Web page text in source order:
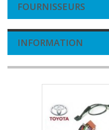
FOURNISSEURS
INFORMATION